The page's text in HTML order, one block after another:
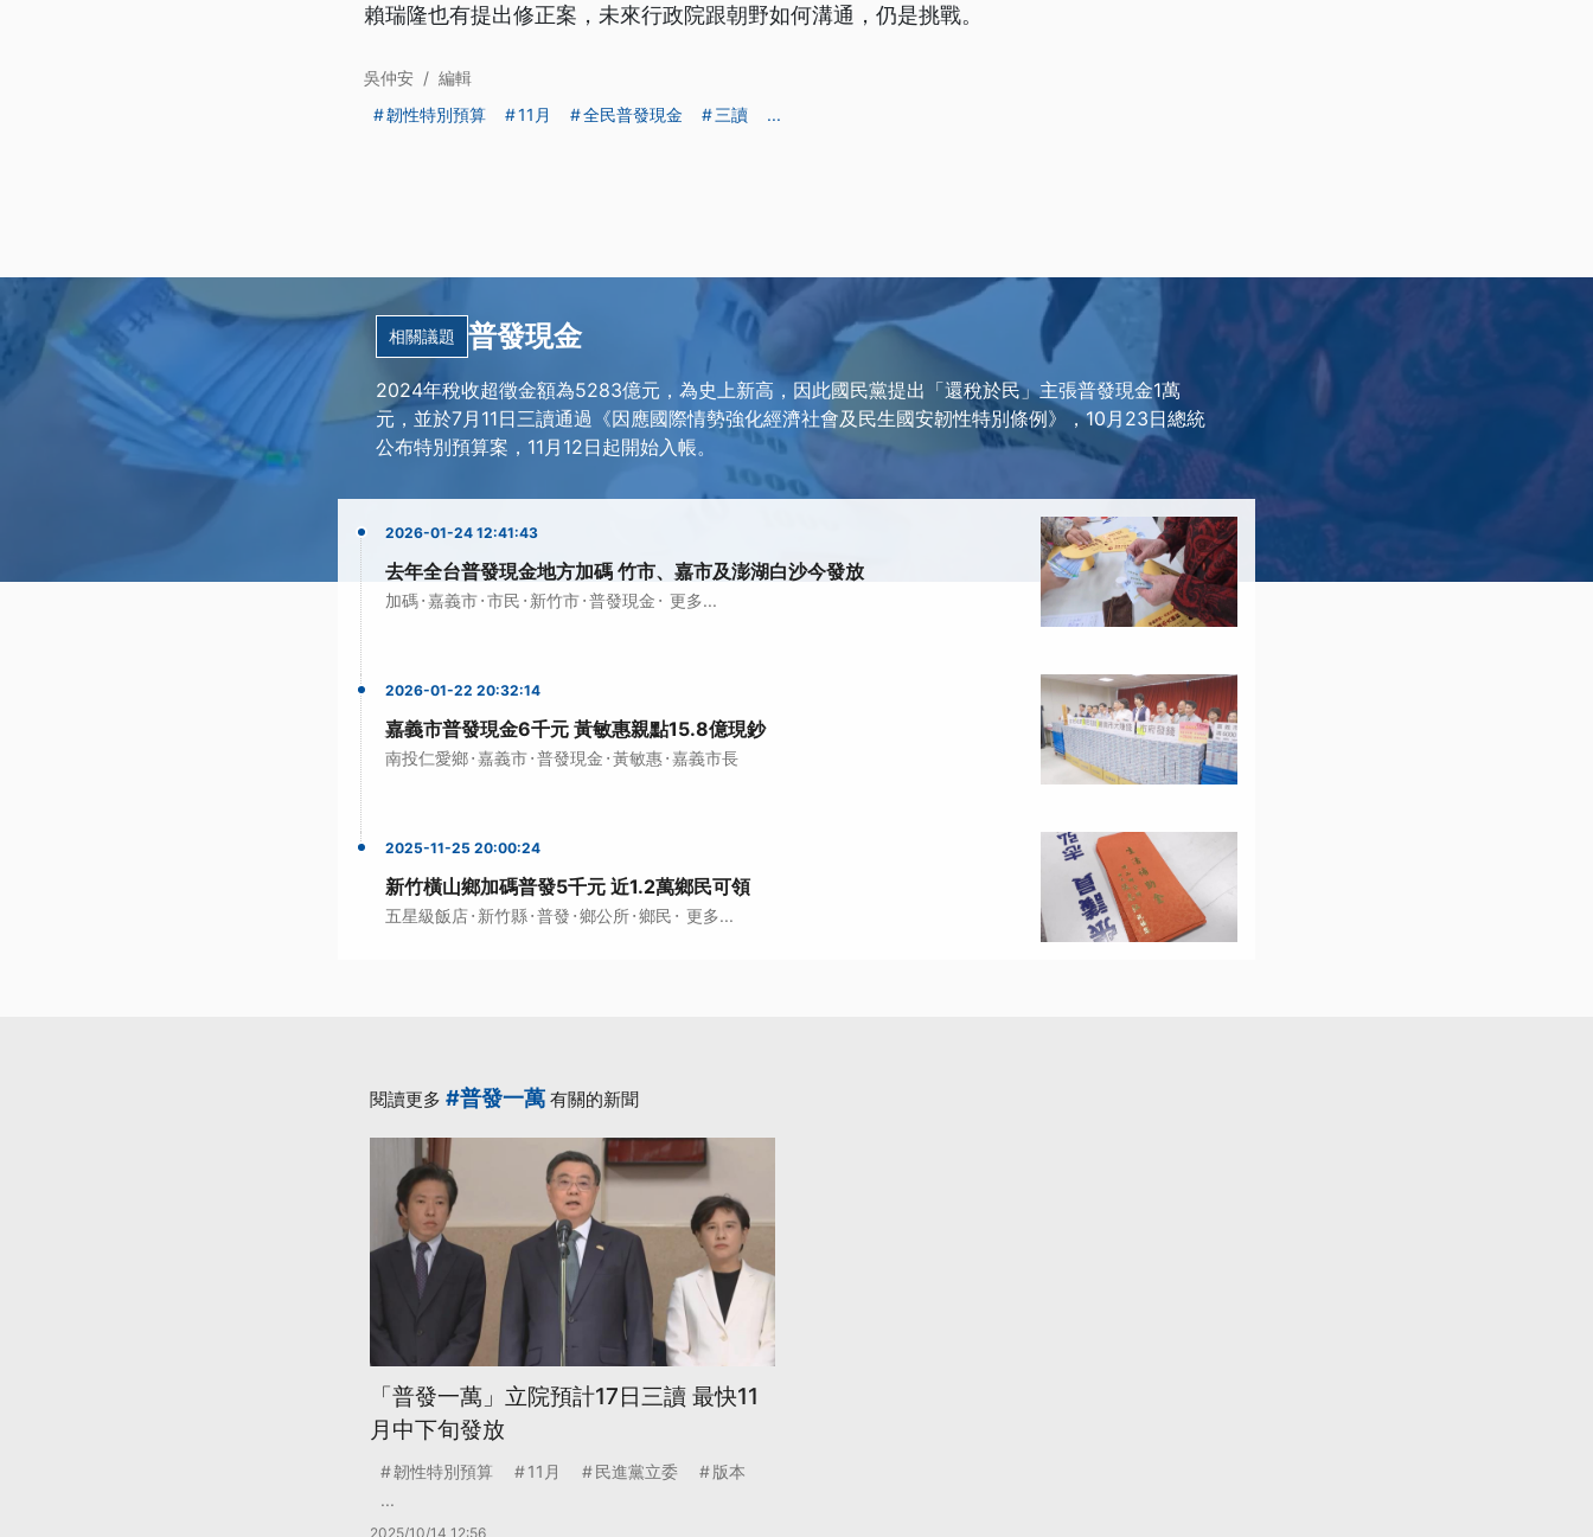
賴瑞隆也有提出修正案，未來行政院跟朝野如何溝通，仍是挑戰。
吳仲安 / 編輯
韌性特別預算
11月 全民普發現金 三讀 ...
相關議題 普發現金
2024年稅收超徵金額為5283億元，為史上新高，因此國民黨提出「還稅於民」主張普發現金1萬
元，並於7月11日三讀通過《因應國際情勢強化經濟社會及民生國安韌性特別條例》，10月23日總統
公布特別預算案，11月12日起開始入帳。
2026-01-24 12:41:43
去年全台普發現金地方加碼 竹市、嘉市及澎湖白沙今發放
加碼·嘉義市·市民 · 新竹市·普發現金 · 更多...
2026-01-22 20:32:14
嘉義市普發現金6千元 黃敏惠親點15.8億現鈔
南投仁愛鄉·嘉義市·普發現金 ·黃敏惠·嘉義市長
2025-11-25 20:00:24
新竹橫山鄉加碼普發5千元 近1.2萬鄉民可領
五星級飯店· 新竹縣·普發 ·鄉公所·鄉民 · 更多...
閱讀更多 #普發一萬 有關的新聞
「普發一萬」立院預計17日三讀 最快11
月中下旬發放
韌性特別預算 11月 民進黨立委
版本
...
2025/10/14 12:56